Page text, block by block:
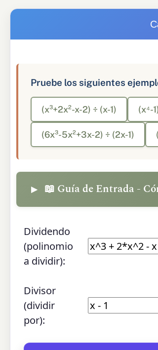
Pruebe los siguientes
(x³+2x²-x-2) ÷ (x-1) (x⁴-
(6x³-5x²+3x-2) ÷ (2x-1)
📖 Guía de Entrada -
Dividendo
(polinomio
a dividir):
Divisor
(dividir
por):